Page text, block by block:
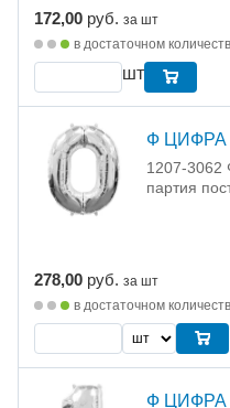
172,00 руб. за шт
в достаточном
шт
Ф ЦИФРА
1207-3062
партия
278,00 руб. за шт
в достаточном
Ф ЦИФРА